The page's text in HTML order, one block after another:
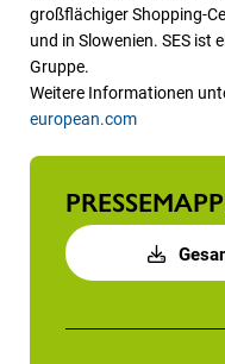
großflächiger Shopping-
und in Slowenien. SES ist
Gruppe.
Weitere Informationen
european.com